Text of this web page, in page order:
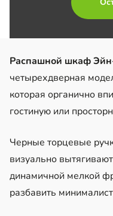
Распашной шкаф
четырехдверная
которая органично
гостиную или
Черные торцевые
визуально
динамичной мелкой
разбавить